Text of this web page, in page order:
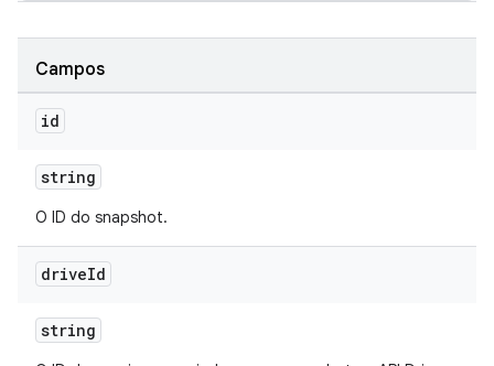
Campos
id
string
O ID do snapshot.
driveId
string